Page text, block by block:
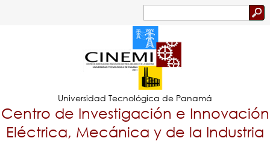
Jump to navigation
Formulario
de
búsqueda
Universidad Tecnológica de Panamá
Centro de Investigación e Innovación
Eléctrica, Mecánica y de la Industria